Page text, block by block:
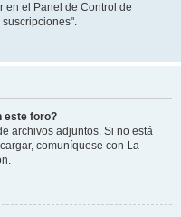
en el Panel de Control de
este foro?
archivos adjuntos. Si no está
comuníquese con La